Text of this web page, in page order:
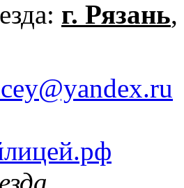
г. Рязань